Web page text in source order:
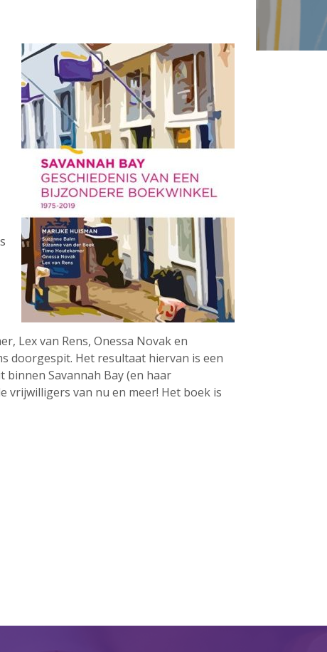
Ons verhaal
Het Team
Smoelenboek
Stories of Belonging
Stichting De Luister
Vacatures
Contact
Bestelformulier
Webshop
23 augustus: Lazy Queer
Lex van Rens, Onessa Novak en
doorgespit. Het resultaat hiervan is een
binnen Savannah Bay (en haar
vrijwilligers van nu en meer! Het boek is